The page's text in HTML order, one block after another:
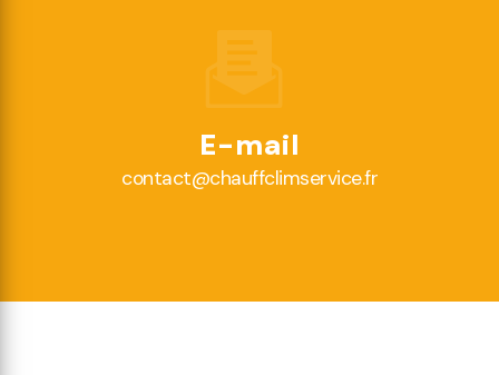
E-mail
contact@chauffclimservice.fr